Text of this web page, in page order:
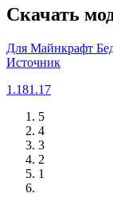
Скачать
Для Майнкрафт
Источник
1.181.17
5
4
3
2
1